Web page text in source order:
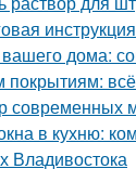
инструкция
дома:
современных
в кухню:
Владивостока